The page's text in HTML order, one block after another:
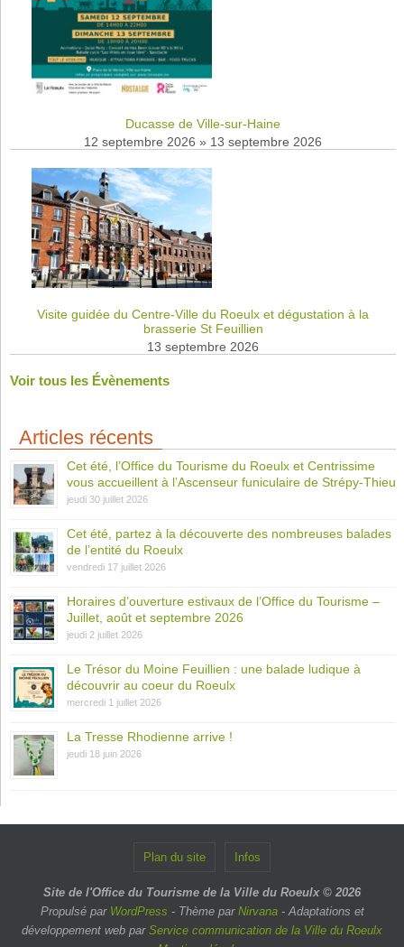
Ducasse de Ville-sur-Haine
12 septembre 2026 » 13 septembre 2026
Visite guidée du Centre-Ville du Roeulx et dégustation à la
brasserie St Feuillien
13 septembre 2026
Voir tous les Évènements
Articles récents
Cet été, l’Office du Tourisme du Roeulx et Centrissime
vous accueillent à l’Ascenseur funiculaire de Strépy-Thieu
jeudi 30 juillet 2026
Cet été, partez à la découverte des nombreuses balades
de l’entité du Roeulx
vendredi 17 juillet 2026
Horaires d’ouverture estivaux de l’Office du Tourisme –
Juillet, août et septembre 2026
jeudi 2 juillet 2026
Le Trésor du Moine Feuillien : une balade ludique à
découvrir au coeur du Roeulx
mercredi 1 juillet 2026
La Tresse Rhodienne arrive !
jeudi 18 juin 2026
Plan du site Infos
Site de l'Office du Tourisme de la Ville du Roeulx © 2026
Propulsé par WordPress - Thème par Nirvana- Adaptations et
développement web par Service communication de la Ville du Roeulx